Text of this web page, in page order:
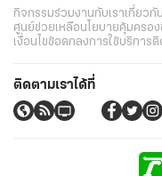
กิจกรรมร่วมงานกับเราเกี่ยวกั
ศูนย์ช่วยเหลือนโยบายคุ้มครอ
เงื่อนไขข้อตกลงการใช้บริการติ
ติดตามเราได้ที่